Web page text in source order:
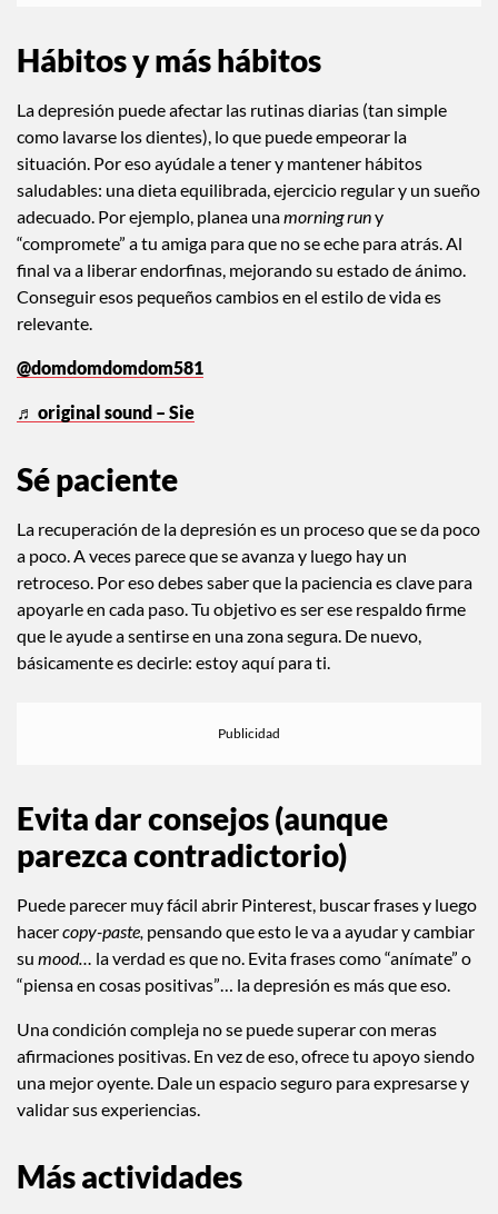
Hábitos y más hábitos
La depresión puede afectar las rutinas diarias (tan simple
como lavarse los dientes), lo que puede empeorar la
situación. Por eso ayúdale a tener y mantener hábitos
saludables: una dieta equilibrada, ejercicio regular y un sueño
adecuado. Por ejemplo, planea unamorning runy
“compromete” a tu amiga para que no se eche para atrás. Al
final va a liberar endorfinas, mejorando su estado de ánimo.
Conseguir esos pequeños cambios en el estilo de vida es
relevante.
@domdomdomdom581
♬ original sound – Sie
Sé paciente
La recuperación de la depresión es un proceso que se da poco
a poco. A veces parece que se avanza y luego hay un
retroceso. Por eso debes saber que la paciencia es clave para
apoyarle en cada paso. Tu objetivo es ser ese respaldo firme
que le ayude a sentirse en una zona segura. De nuevo,
básicamente es decirle: estoy aquí para ti.
Evita dar consejos(aunque
parezca contradictorio)
Puede parecer muy fácil abrir Pinterest, buscar frases y luego
hacercopy-paste, pensando que esto le va a ayudar y cambiar
su mood… la verdad es que no. Evita frases como “anímate” o
“piensa en cosas positivas”… la depresión es más que eso.
Una condición compleja no se puede superar con meras
afirmaciones positivas. En vez de eso, ofrece tu apoyo siendo
una mejor oyente. Dale un espacio seguro para expresarse y
validar sus experiencias.
Más actividades